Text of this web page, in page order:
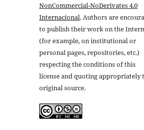
NonCommercial-NoDerivates 4.0
Internacional. Authors are
to publish their work on the
(for example, on institutional or
personal pages, repositories, etc.)
respecting the conditions of this
license and quoting appropriately
original source.